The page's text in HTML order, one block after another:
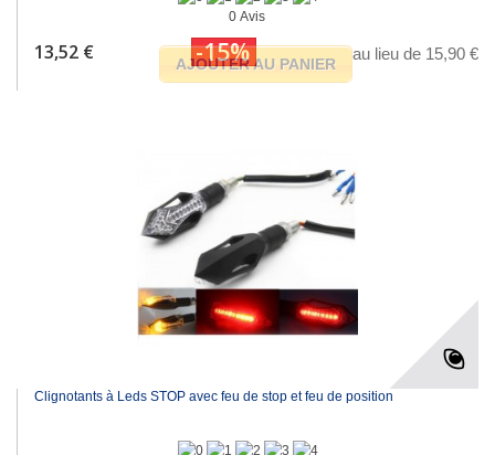
0 Avis
13,52 € au lieu de 15,90 €
-15%
AJOUTER AU PANIER
Clignotants à Leds STOP avec feu de stop et feu de position